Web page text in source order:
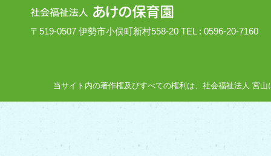
〒519-0507 伊勢市小俣町新村558-20 TEL : 0596-20-7160
当サイト内の著作権及びすべての権利は、社会福祉法人 宮